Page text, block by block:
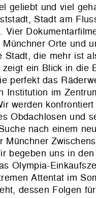
geliebt und viel
Stadt am
Vier
Orte und
Stadt, die mehr ist
ein Blick in die
perfekt das
Institution im
werden
Obdachlosen und
nach einem
Münchner
begeben uns in
Olympia-
Attentat im
dessen Folgen